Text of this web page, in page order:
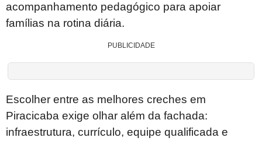
acompanhamento pedagógico para apoiar
famílias na rotina diária.
PUBLICIDADE
Escolher entre as melhores creches em
Piracicaba exige olhar além da fachada:
infraestrutura, currículo, equipe qualificada e